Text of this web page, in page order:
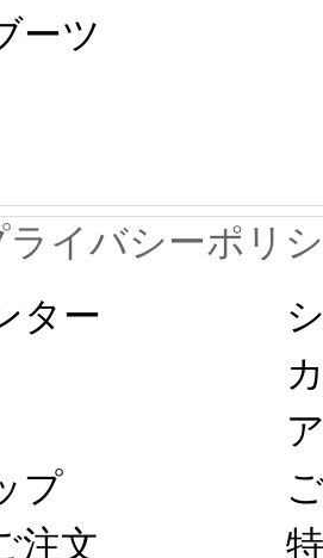
2月5
生産
いた
月5日
文
日から
作、
プレ
新春
字半
第二
ーツ
イバシーポリ
ター
プ
注文